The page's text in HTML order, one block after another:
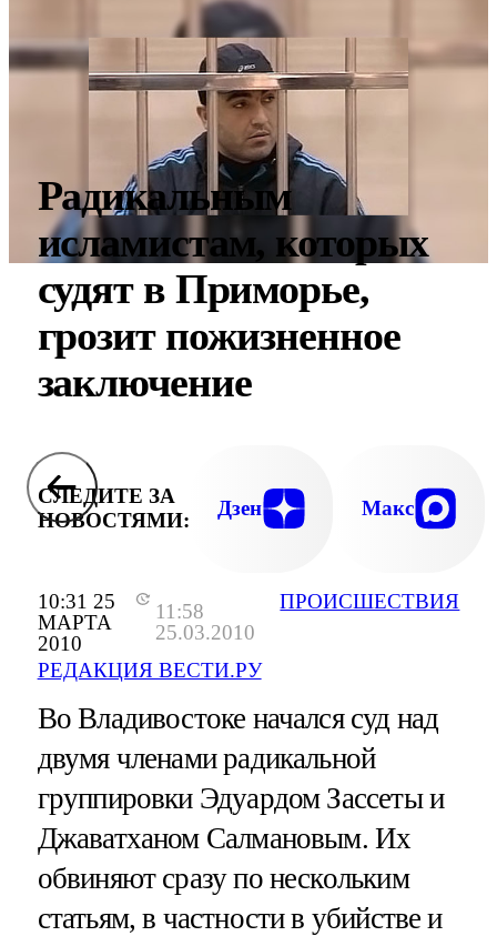
10:31 25
МАРТА
2010
11:58
25.03.2010
РЕДАКЦИЯ ВЕСТИ.РУ
ПРОИСШЕСТВИЯ
Радикальным
исламистам, которых
судят в Приморье,
грозит пожизненное
заключение
СЛЕДИТЕ ЗА
НОВОСТЯМИ:
Дзен Макс
Во Владивостоке начался суд над
двумя членами радикальной
группировки Эдуардом Зассеты и
Джаватханом Салмановым. Их
обвиняют сразу по нескольким
статьям, в частности в убийстве и